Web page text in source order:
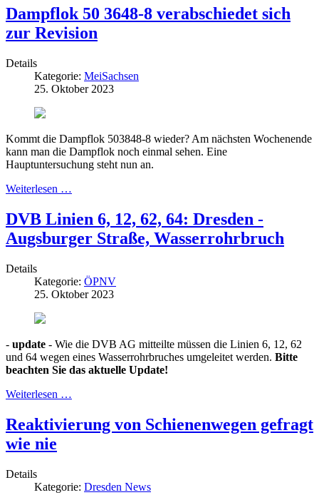
Dampflok 50 3648-8 verabschiedet sich
zur Revision
Details
Kategorie: MeiSachsen
25. Oktober 2023
Kommt die Dampflok 503848-8 wieder? Am nächsten Wochenende
kann man die Dampflok noch einmal sehen. Eine
Hauptuntersuchung steht nun an.
Weiterlesen …
DVB Linien 6, 12, 62, 64: Dresden -
Augsburger Straße, Wasserrohrbruch
Details
Kategorie: ÖPNV
25. Oktober 2023
- update - Wie die DVB AG mitteilte müssen die Linien 6, 12, 62
und 64 wegen eines Wasserrohrbruches umgeleitet werden. Bitte
beachten Sie das aktuelle Update!
Weiterlesen …
Reaktivierung von Schienenwegen gefragt
wie nie
Details
Kategorie: Dresden News